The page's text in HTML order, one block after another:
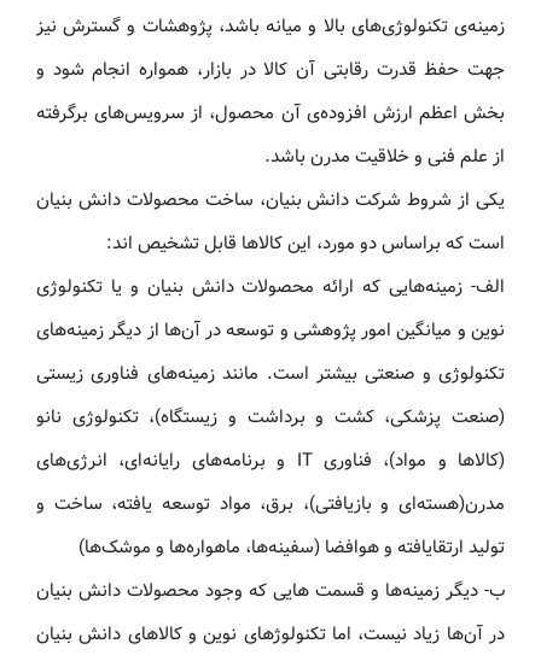
زمینه‌ی تکنولوژی‌های بالا و میانه باشد، پژوهشات و گسترش نیز
جهت حفظ قدرت رقابتی آن کالا در بازار، همواره انجام شود و
بخش اعظم ارزش افزوده‌ی آن محصول، از سرویس‌های برگرفته
از علم فنی و خلاقیت مدرن باشد.
یکی از شروط شرکت دانش بنیان، ساخت محصولات دانش بنیان
است که براساس دو مورد، این کالاها قابل تشخیص اند:
الف- زمینه‌هایی که ارائه محصولات دانش بنیان و یا تکنولوژی
نوین و میانگین امور پژوهشی و توسعه در آن‌ها از دیگر زمینه‌های
تکنولوژی و صنعتی بیشتر است. مانند زمینه‌های فناوری زیستی
(صنعت پزشکی، کشت و برداشت و زیستگاه)، تکنولوژی نانو
(کالاها و مواد)، فناوری IT و برنامه‌های رایانه‌ای، انرژ‌ی‌های
مدرن(هسته‌ای و بازیافتی)، برق، مواد توسعه یافته، ساخت و
تولید ارتقایافته و هوافضا (سفینه‌ها، ماهواره‌ها و موشک‌ها)
ب- دیگر زمینه‌ها و قسمت هایی که وجود محصولات دانش بنیان
در آن‌ها زیاد نیست، اما تکنولوژ‌های نوین و کالاهای دانش بنیان